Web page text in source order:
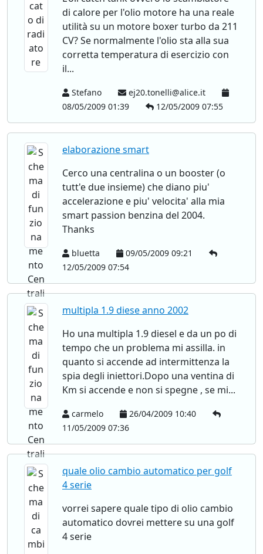
di calore per l'olio motore ha una reale
utilità su un motore boxer turbo da 211
CV? Se normalmente l'olio sta alla sua
corretta temperatura di esercizio con
il...
Stefano
ej20.tonelli@alice.it
08/05/2009 01:39
12/05/2009 07:55
elaborazione smart
Cerco una centralina o un booster (o
tutt'e due insieme) che diano piu'
accelerazione e piu' velocita' alla mia
smart passion benzina del 2004.
Thanks
bluetta
09/05/2009 09:21
12/05/2009 07:54
multipla 1.9 diese anno 2002
Ho una multipla 1.9 diesel e da un po di
tempo che un problema mi assilla. in
quanto si accende ad intermittenza la
spia degli iniettori.Dopo una ventina di
Km si accende e non si spegne , se mi...
carmelo
26/04/2009 10:40
11/05/2009 07:36
quale olio cambio automatico per golf
4 serie
vorrei sapere quale tipo di olio cambio
automatico dovrei mettere su una golf
4 serie